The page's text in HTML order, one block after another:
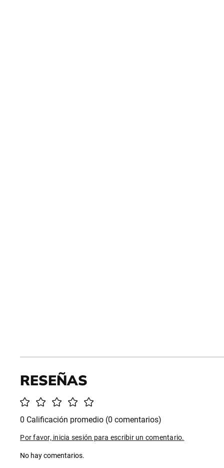
0 Calificación promedio (0 comentarios)
Por favor, inicia sesión para escribir un comentario.
No hay comentarios.